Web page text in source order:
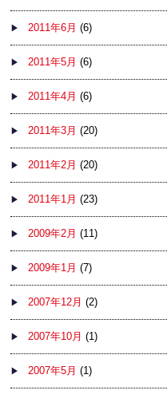
2011年6月 (6)
2011年5月 (6)
2011年4月 (6)
2011年3月 (20)
2011年2月 (20)
2011年1月 (23)
2009年2月 (11)
2009年1月 (7)
2007年12月 (2)
2007年10月 (1)
2007年5月 (1)